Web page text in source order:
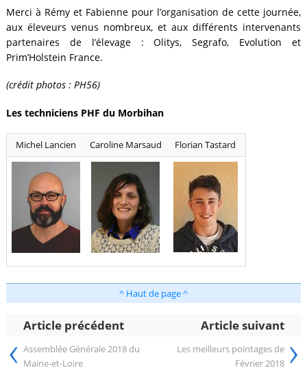
Merci à Rémy et Fabienne pour l’organisation de cette journée,
aux éleveurs venus nombreux, et aux différents intervenants
partenaires de l’élevage : Olitys, Segrafo, Evolution et
Prim’Holstein France.
(crédit photos : PH56)
Les techniciens PHF du Morbihan
Michel Lancien Caroline Marsaud Florian Tastard
^ Haut de page ^
Article précédent Article suivant
‹ Assemblée Générale 2018 du
Maine-et-Loire
Les meilleurs pointages de
Février 2018 ›